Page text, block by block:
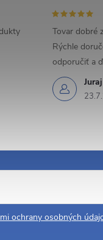
Tovar dobré
Rýchle
odporučiť a
ochrany osobných